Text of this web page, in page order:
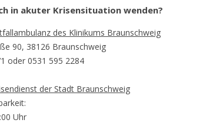
in akuter Krisensituation wenden?
des Klinikums Braunschweig
90, 38126 Braunschweig
oder 0531 595 2284
der Stadt Braunschweig
Uhr